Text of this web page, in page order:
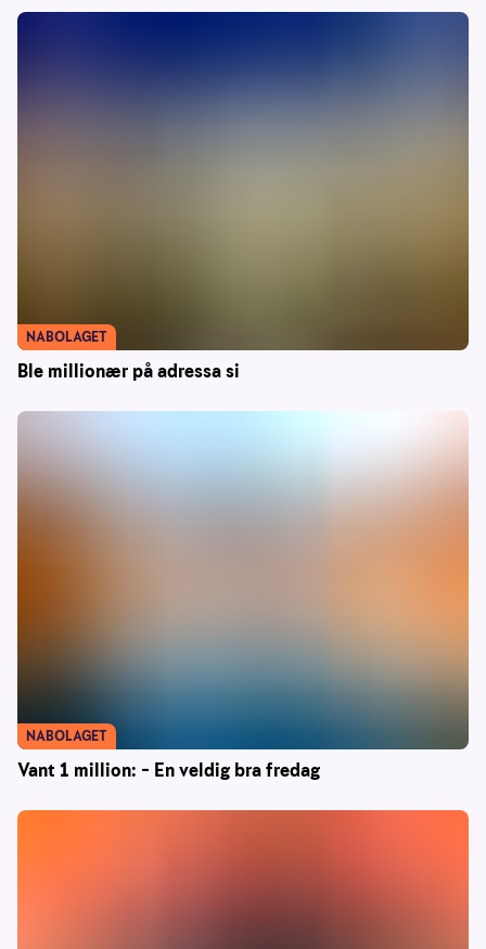
Ble millionær på adressa si
NABOLAGET
Vant 1 million: – En veldig bra fredag
NABOLAGET